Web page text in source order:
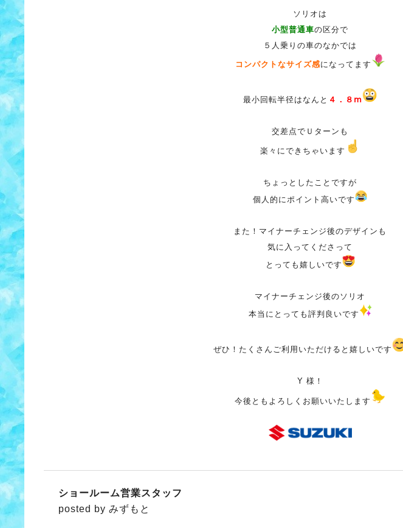
ソリオは
小型普通車の区分で
５人乗りの車のなかでは
コンパクトなサイズ感になってます
最小回転半径はなんと ４．８ⅿ
交差点でＵターンも
楽々にできちゃいます
ちょっとしたことですが
個人的にポイント高いです
また！マイナーチェンジ後のデザインも
気に入ってくださって
とっても嬉しいです
マイナーチェンジ後のソリオ
本当にとっても評判良いです
ぜひ！たくさんご利用いただけると嬉しいです
Y 様！
今後ともよろしくお願いいたします
ショールーム営業スタッフ
posted by みずもと